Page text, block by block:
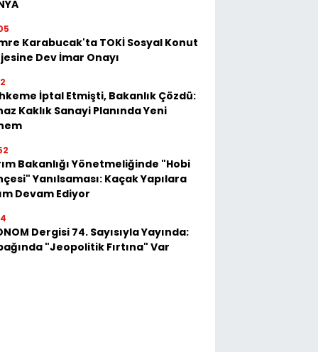
Karabucak'ta TOKİ Sosyal Konut
Dev İmar Onayı
İptal Etmişti, Bakanlık Çözdü:
Kaklık Sanayi Planında Yeni
Bakanlığı Yönetmeliğinde "Hobi
Yanılsaması: Kaçak Yapılara
Devam Ediyor
Dergisi 74. Sayısıyla Yayında:
"Jeopolitik Fırtına" Var